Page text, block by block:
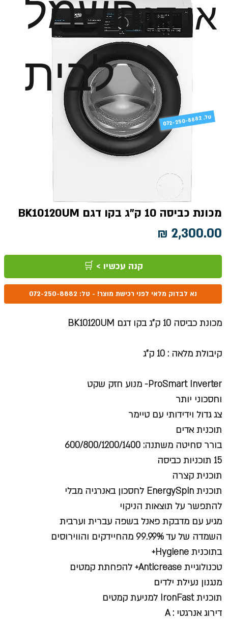
או דגם
לבית
מכונת כביסה 10 ק"ג בקו דגם BK10120UM
קנה עכשיו > 🛒
נא לבדוק מלאי לפני רכישת מוצר! - טל: 072-250-8882
מכונת כביסה 10 ק"ג בקו דגם BK10120UM
קיבולת מלאה : 10 ק"ג
ProSmart Inverter- מנוע חזק שקט
וחסכוני יותר
צג גדול וידידותי עם טיימר
תוכנית אדים
בורר סחיטה משתנה: 600/800/1200/1400
15 תוכניות כביסה
תוכנית קצרה
תוכנית EnergySpin לחסכון באנרגיה מבלי
להתפשר על תוצאות הניקוי
מגיע עם מדבקת פאנל בשפה עברית וערבית
השמדה של עד 99.99% מהחיידקים והווירוסים
בתוכנית Hygiene+
טכנולוגיית Anticrease+ להפחתת קמטים
מנגנון נעילת ילדים
תוכנית IronFast למניעת קמטים
דירוג אנרגטי : A
072-250-8882 .טל